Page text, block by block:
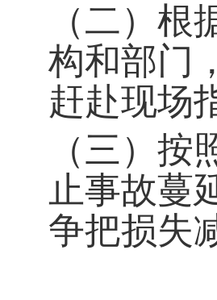
（二）
构和部门
赶赴现场
（三）
止事故蔓
争把损失